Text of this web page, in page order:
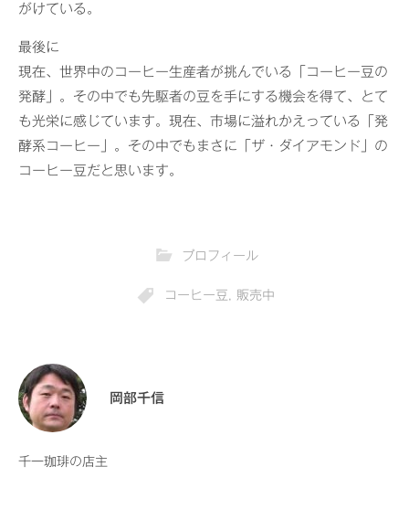
がけている。
最後に
現在、世界中のコーヒー生産者が挑んでいる「コーヒー豆の
発酵」。その中でも先駆者の豆を手にする機会を得て、とて
も光栄に感じています。現在、市場に溢れかえっている「発
酵系コーヒー」。その中でもまさに「ザ・ダイアモンド」の
コーヒー豆だと思います。
プロフィール
コーヒー豆 販売中
岡部千信
千一珈琲の店主